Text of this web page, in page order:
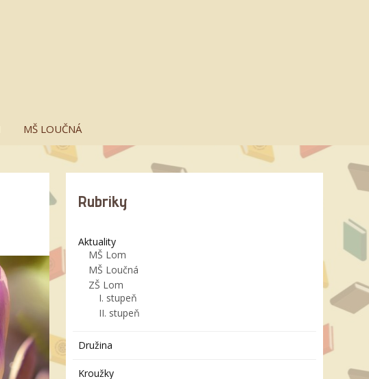
MŠ LOUČNÁ
Rubriky
Aktuality
MŠ Lom
MŠ Loučná
ZŠ Lom
I. stupeň
II. stupeň
Družina
Kroužky